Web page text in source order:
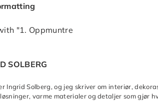
"1. Oppmuntre
SOLBERG
Ingrid Solberg, og jeg skriver om interiør,
varme materialer og detaljer som gjør